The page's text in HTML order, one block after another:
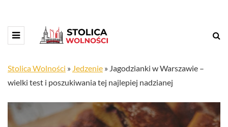
Stolica Wolności » Jedzenie » Jagodzianki w Warszawie –
wielki test i poszukiwania tej najlepiej nadzianej